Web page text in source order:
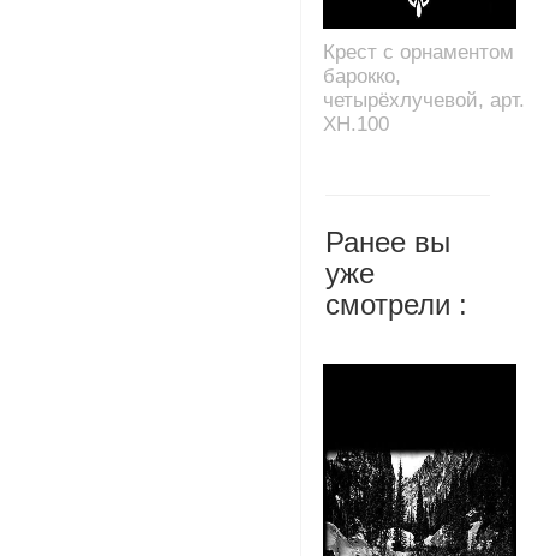
Крест с орнаментом
барокко,
четырёхлучевой, арт.
XH.100
Ранее вы
уже
смотрели :